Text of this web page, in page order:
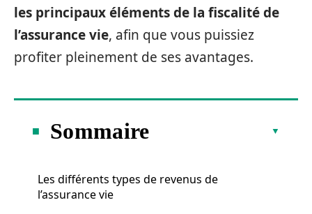
les principaux éléments de la fiscalité de
l’assurance vie, afin que vous puissiez
profiter pleinement de ses avantages.
Sommaire
Les différents types de revenus de
l’assurance vie